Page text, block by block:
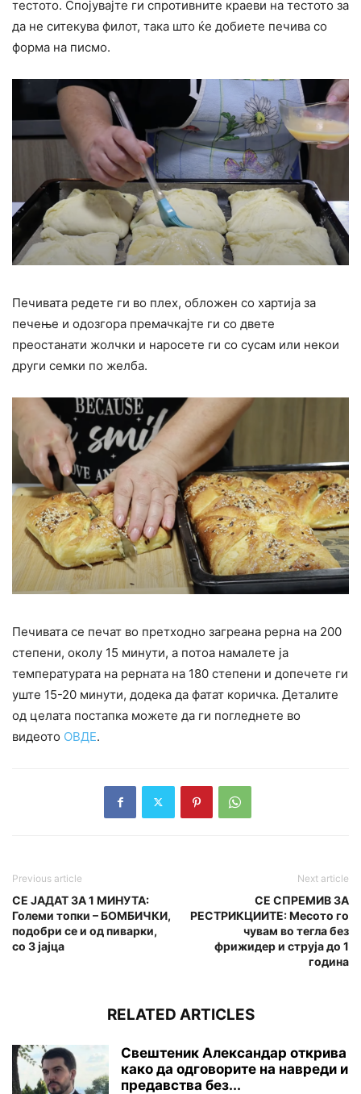
тестото. Спојувајте ги спротивните краеви на тестото за
да не ситекува филот, така што ќе добиете печива со
форма на писмо.
Печивата редете ги во плех, обложен со хартија за
печење и одозгора премачкајте ги со двете
преостанати жолчки и наросете ги со сусам или некои
други семки по желба.
Печивата се печат во претходно загреана рерна на 200
степени, околу 15 минути, а потоа намалете ја
температурата на рерната на 180 степени и допечете ги
уште 15-20 минути, додека да фатат коричка. Деталите
од целата постапка можете да ги погледнете во
видеото ОВДЕ.
Previous article
СЕ ЈАДАТ ЗА 1 МИНУТА:
Големи топки – БОМБИЧКИ,
подобри се и од пиварки,
со 3 јајца
Next article
СЕ СПРЕМИВ ЗА
РЕСТРИКЦИИТЕ: Месото го
чувам во тегла без
фрижидер и струја до 1
година
RELATED ARTICLES
Свештеник Александар открива
како да одговорите на навреди и
предавства без...